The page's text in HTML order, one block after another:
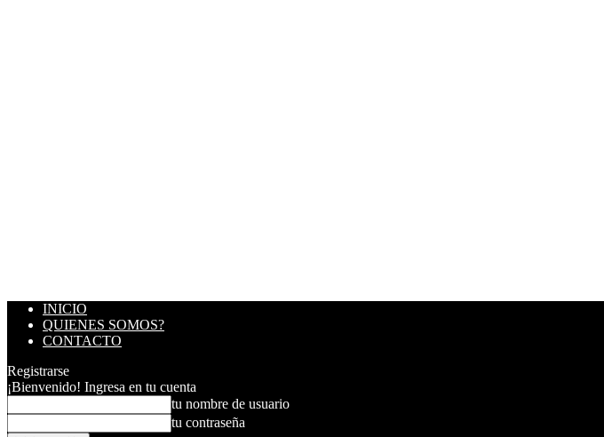
INICIO
QUIENES SOMOS?
CONTACTO
Registrarse
¡Bienvenido! Ingresa en tu cuenta
tu nombre de usuario
tu contraseña